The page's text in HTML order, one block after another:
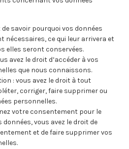
de savoir pourquoi vos données
nécessaires, ce qui leur arrivera et
elles seront conservées.
avez le droit d’accéder à vos
que nous connaissons.
: vous avez le droit à tout
corriger, faire supprimer ou
personnelles.
votre consentement pour le
vous avez le droit de
et de faire supprimer vos